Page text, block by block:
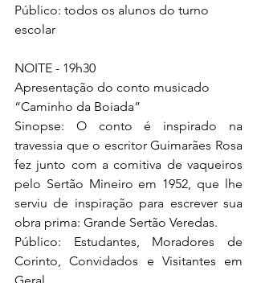
Público: todos os alunos do turno
escolar
NOITE - 19h30
Apresentação do conto musicado
“Caminho da Boiada”
Sinopse: O conto é inspirado na
travessia que o escritor Guimarães Rosa
fez junto com a comitiva de vaqueiros
pelo Sertão Mineiro em 1952, que lhe
serviu de inspiração para escrever sua
obra prima: Grande Sertão Veredas.
Público: Estudantes, Moradores de
Corinto, Convidados e Visitantes em